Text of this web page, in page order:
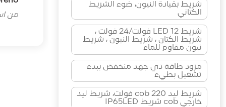
شريط بقيادة النيون، ضوء الشريط
الكتاني
شريط LED 12 فولت/24 فولت ،
شريط الكتان ، شريط النيون ، شريط
نيون مقاوم للماء
مزود طاقة ذي جهد منخفض ببدء
تشغيل بطيء
شريط ليد cob 220 فولت، شريط ليد
خارجي cob شريط IP65LED
من